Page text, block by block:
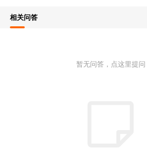
相关问答
暂无问答，点这里提问